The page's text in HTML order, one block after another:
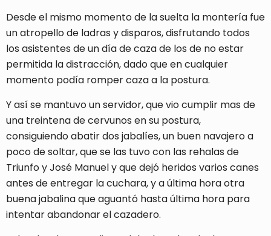
Desde el mismo momento de la suelta la montería fue
un atropello de ladras y disparos, disfrutando todos
los asistentes de un día de caza de los de no estar
permitida la distracción, dado que en cualquier
momento podía romper caza a la postura.
Y así se mantuvo un servidor, que vio cumplir mas de
una treintena de cervunos en su postura,
consiguiendo abatir dos jabalíes, un buen navajero a
poco de soltar, que se las tuvo con las rehalas de
Triunfo y José Manuel y que dejó heridos varios canes
antes de entregar la cuchara, y a última hora otra
buena jabalina que aguantó hasta última hora para
intentar abandonar el cazadero.